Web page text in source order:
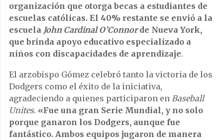
organización que otorga becas a estudiantes de
escuelas católicas. El 40% restante se envió a la
escuela John Cardinal O’Connorde Nueva York,
que brinda apoyo educativo especializado a
niños con discapacidades de aprendizaje.
El arzobispo Gómez celebró tanto la victoria de los
Dodgers como el éxito de la iniciativa,
agradeciendo a quienes participaron en Baseball
Unites. «Fue una gran Serie Mundial, y no solo
porque ganaron los Dodgers, aunque fue
fantástico. Ambos equipos jugaron de manera